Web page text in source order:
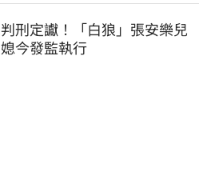
判刑定讞！「白狼」張安樂兒
媳今發監執行